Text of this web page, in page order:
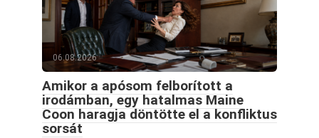
06.08.2026
Amikor a apósom felborított a
irodámban, egy hatalmas Maine
Coon haragja döntötte el a konfliktus
sorsát